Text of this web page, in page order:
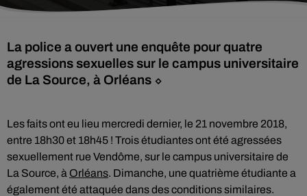
La police a ouvert une enquête pour quatre
agressions sexuelles sur le campus universitaire
de La Source, à Orléans ⬦
Les faits ont eu lieu mercredi dernier, le 21 novembre 2018,
entre 18h30 et 18h45 ! Trois étudiantes ont été agressées
sexuellement rue Vendôme, sur le campus universitaire de
La Source, à Orléans. Dimanche, une quatrième étudiante a
également été attaquée dans des conditions similaires.